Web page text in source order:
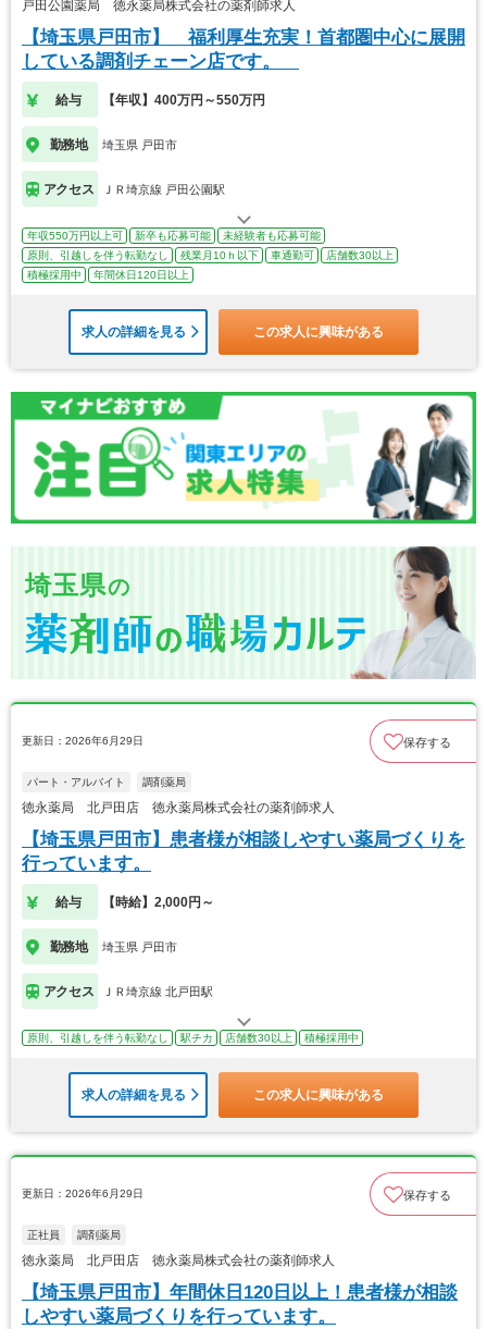
戸田公園薬局 徳永薬局株式会社の薬剤師求人
【埼玉県戸田市】 福利厚生充実！首都圏中心に展開
している調剤チェーン店です。
給与 【年収】400万円～550万円
勤務地 埼玉県 戸田市
アクセス ＪＲ埼京線 戸田公園駅
年収550万円以上可 新卒も応募可能
未経験者も応募可能
原則、引越しを伴う転勤なし
残業月10ｈ以下 車通勤可
店舗数30以上
積極採用中
年間休日120日以上
求人の詳細を見る この求人に興味がある
埼玉県の
更新日：2026年6月29日 保存する
パート・アルバイト 調剤薬局
徳永薬局 北戸田店 徳永薬局株式会社の薬剤師求人
【埼玉県戸田市】患者様が相談しやすい薬局づくりを
行っています。
給与 【時給】2,000円～
勤務地 埼玉県 戸田市
アクセス ＪＲ埼京線 北戸田駅
原則、引越しを伴う転勤なし 駅チカ 店舗数30以上 積極採用中
求人の詳細を見る この求人に興味がある
更新日：2026年6月29日 保存する
正社員 調剤薬局
徳永薬局 北戸田店 徳永薬局株式会社の薬剤師求人
【埼玉県戸田市】年間休日120日以上！患者様が相談
しやすい薬局づくりを行っています。